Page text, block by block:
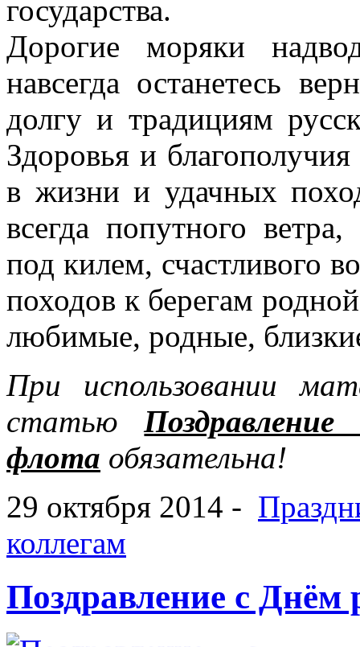
государства.
Дорогие моряки
навсегда останетесь
долгу и традициям
Здоровья и
в жизни и удачных
всегда попутного
под килем, счастливого
походов к берегам
любимые, родные,
При использовании
статью
флота обязательна!
29 октября 2014 -
коллегам
Поздравление с Днём